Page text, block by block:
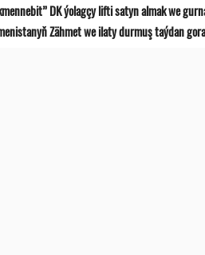
DK ýolagçy lifti satyn almak we
Zähmet we ilaty durmuş taýdan